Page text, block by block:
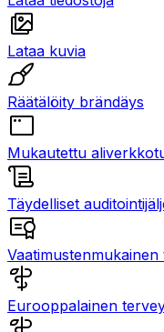
Lataa kuvia
Räätälöity brändäys
Mukautettu
Täydelliset
Eurooppalainen